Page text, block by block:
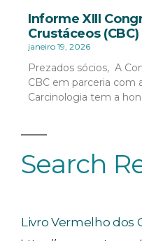
Search
Livro Vermelho dos
Informe XIII
Crustáceos (CBC)
janeiro 19, 2026
Prezados sócios, A
CBC em parceria com
Carcinologia tem a